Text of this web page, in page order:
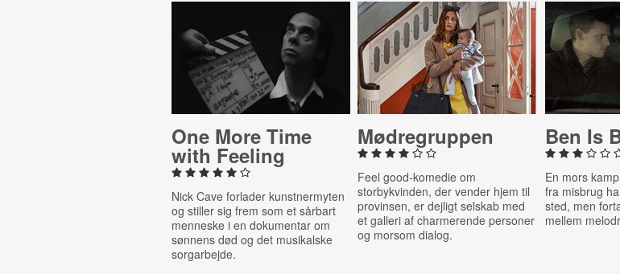
One More Time
with Feeling
Nick Cave forlader kunstnermyten
og stiller sig frem som et sårbart
menneske i en dokumentar om
sønnens død og det musikalske
sorgarbejde.
Mødre­grup­pen
Feel good-komedie om
storbykvinden, der vender hjem til
provinsen, er dejligt selskab med
et galleri af charmerende personer
og morsom dialog.
Ben Is
En mors
fra misbrug
sted, men
mellem